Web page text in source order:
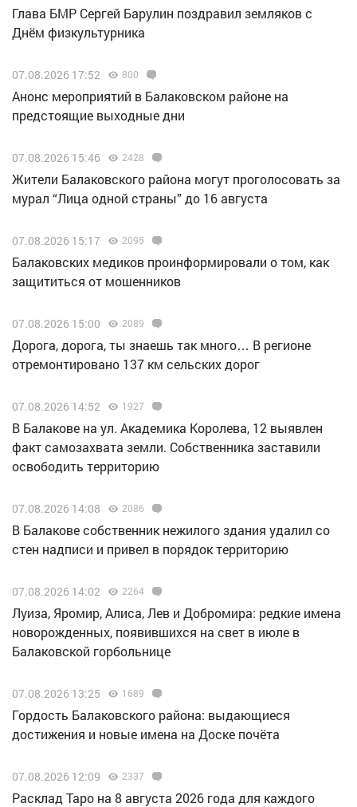
Глава БМР Сергей Барулин поздравил земляков с
Днём физкультурника
07.08.2026 17:52 800
Анонс мероприятий в Балаковском районе на
предстоящие выходные дни
07.08.2026 15:46 2428
Жители Балаковского района могут проголосовать за
мурал “Лица одной страны” до 16 августа
07.08.2026 15:17 2095
Балаковских медиков проинформировали о том, как
защититься от мошенников
07.08.2026 15:00 2089
Дорога, дорога, ты знаешь так много… В регионе
отремонтировано 137 км сельских дорог
07.08.2026 14:52 1927
В Балакове на ул. Академика Королева, 12 выявлен
факт самозахвата земли. Собственника заставили
освободить территорию
07.08.2026 14:08 2086
В Балакове собственник нежилого здания удалил со
стен надписи и привел в порядок территорию
07.08.2026 14:02 2264
Луиза, Яромир, Алиса, Лев и Добромира: редкие имена
новорожденных, появившихся на свет в июле в
Балаковской горбольнице
07.08.2026 13:25 1689
Гордость Балаковского района: выдающиеся
достижения и новые имена на Доске почёта
07.08.2026 12:09 2337
Расклад Таро на 8 августа 2026 года для каждого